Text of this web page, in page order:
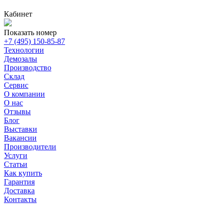
Кабинет
Показать номер
+7 (495) 150-85-87
Технологии
Демозалы
Производство
Склад
Сервис
О компании
О нас
Отзывы
Блог
Выставки
Вакансии
Производители
Услуги
Статьи
Как купить
Гарантия
Доставка
Контакты